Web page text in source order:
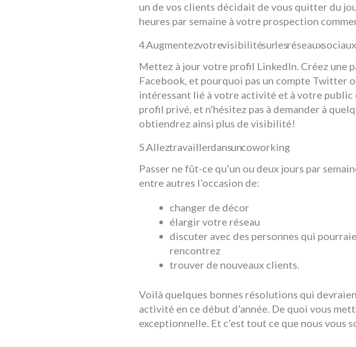
un de vos clients décidait de vous quitter du
heures par semaine à votre prospection
Augmentez votre visibilité sur les réseaux sociaux
Mettez à jour votre profil LinkedIn. Créez une
Facebook, et pourquoi pas un compte Twitter
intéressant lié à votre activité et à votre public
profil privé, et n’hésitez pas à demander à
obtiendrez ainsi plus de visibilité!
Allez travailler dans un coworking
Passer ne fût-ce qu’un ou deux jours par
entre autres l’occasion de:
changer de décor
élargir votre réseau
discuter avec des personnes qui
rencontrez
trouver de nouveaux clients.
Voilà quelques bonnes résolutions qui
activité en ce début d’année. De quoi vous
exceptionnelle. Et c’est tout ce que nous vous